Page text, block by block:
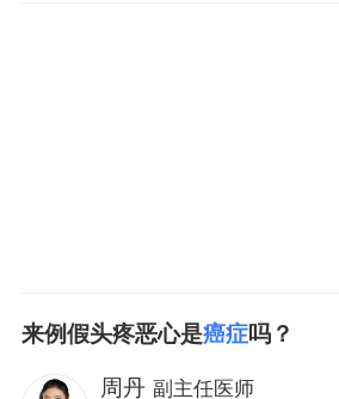
来例假头疼恶心是癌症吗？
周丹 副主任医师